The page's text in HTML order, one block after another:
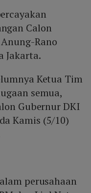
Calon
Rano
Jakarta.
Ketua Tim
semua,
Gubernur DKI
Kamis (5/10)
perusahaan